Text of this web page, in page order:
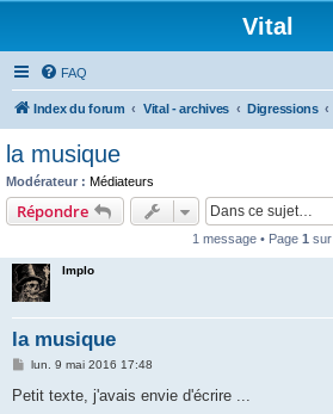
Vital
FAQ
Index du forum Vital - archives Digressions
la musique
Modérateur : Médiateurs
Répondre
1 message • Page 1 sur
Implo
la musique
M
s
lun. 9 mai 2016 17:48
Petit texte, j'avais envie d'écrire ...